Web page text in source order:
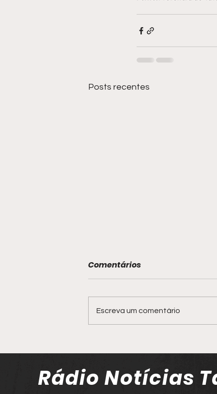
Posts recentes
bebê engasgado com
leite materno em Tatuí
Comentários
Escreva um comentário
Rádio Notícias